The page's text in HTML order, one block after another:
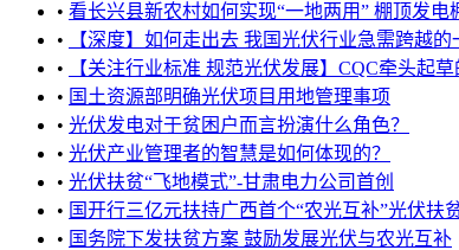
• 看长兴县新农村如何实现“一地两用” 棚顶发电
•
【深度】如何走出去 我国光伏行业急需跨越的
•
【关注行业标准 规范光伏发展】CQC牵头起
• 国土资源部明确光伏项目用地管理事项
• 光伏发电对于贫困户而言扮演什么角色？
• 光伏产业管理者的智慧是如何体现的？
• 光伏扶贫“飞地模式”-甘肃电力公司首创
• 国开行三亿元扶持广西首个“农光互补”光伏扶
• 国务院下发扶贫方案 鼓励发展光伏与农光互补